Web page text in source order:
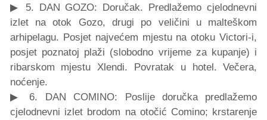
▶ 5. DAN GOZO: Doručak. Predlažemo cjelodnevni
izlet na otok Gozo, drugi po veličini u malteškom
arhipelagu. Posjet najvećem mjestu na otoku Victori-i,
posjet poznatoj plaži (slobodno vrijeme za kupanje) i
ribarskom mjestu Xlendi. Povratak u hotel. Večera,
noćenje.
▶ 6. DAN COMINO: Poslije doručka predlažemo
cjelodnevni izlet brodom na otočić Comino; krstarenje